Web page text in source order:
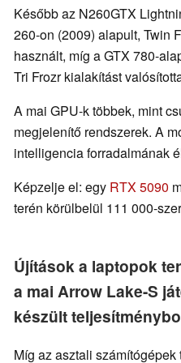
Később az N260GTX
260-on (2009) alapult, Twin
használt, míg a GTX 780-
Tri Frozr kialakítást
A mai GPU-k többek, mint
megjelenítő rendszerek. A
intelligencia forradalmának
Képzelje el: egy RTX 5090
terén körülbelül 111 000-
Újítások a laptopok
a mai Arrow Lake-S
készült
Míg az asztali